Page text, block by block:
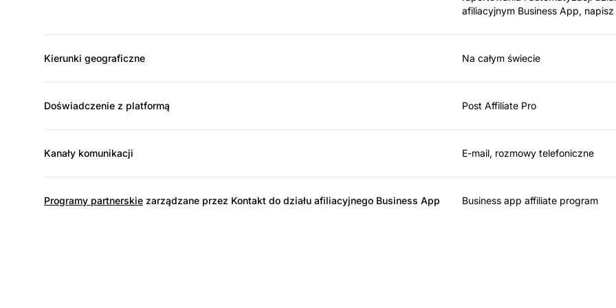
afiliacyjnym Business App,
Kierunki geograficzne Na całym świecie
Doświadczenie z platformą Post Affiliate Pro
Kanały komunikacji E-mail, rozmowy telefoniczne
Programy partnerskie zarządzane przez Kontakt do działu afiliacyjnego Business App Business app affiliate program